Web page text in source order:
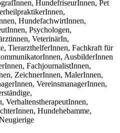
HundefriseurInnen, Pet
HundefachwirtInnen,
Psychologen,
VeterinärIn,
TierarzthelferInnen, Fachkraft für
AusbilderInnen
FachjournalistInnen,
ZeichnerInnen, MalerInnen,
VereinsmanagerInnen,
VerhaltenstherapeutInnen,
Hundehebamme,